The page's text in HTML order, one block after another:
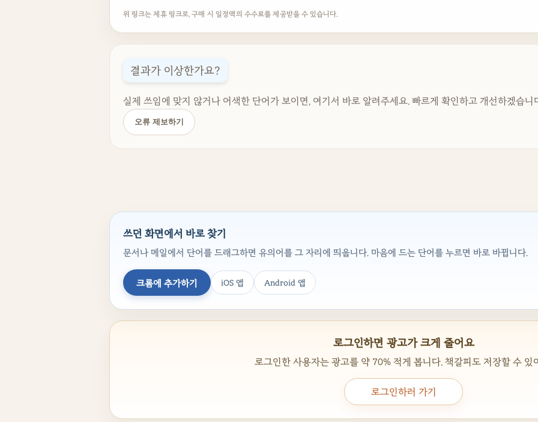
위 링크는 제휴 링크로, 구매 시 일정액의 수수료를 제공받을 수 있습니다.
결과가 이상한가요?
실제 쓰임에 맞지 않거나 어색한 단어가 보이면, 여기서 바로 알려주세요. 빠르게 확인하고 개선하겠습니
오류 제보하기
쓰던 화면에서 바로 찾기
문서나 메일에서 단어를 드래그하면 유의어를 그 자리에 띄웁니다. 마음에 드는 단어를 누르면 바로 바뀝니다.
크롬에 추가하기 iOS 앱 Android 앱
로그인하면 광고가 크게 줄어요
로그인한 사용자는 광고를 약 70% 적게 봅니다. 책갈피도 저장할 수 있
로그인하러 가기